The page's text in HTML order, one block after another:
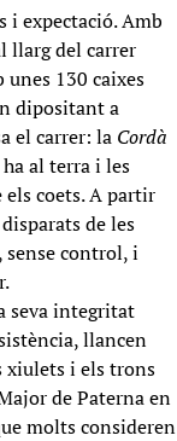
i expectació. Amb
llarg del carrer
130 caixes
dipositant a
el carrer: la Cordà
al terra i les
els coets. A partir
de les
control, i
seva integritat
llancen
xiulets i els trons
de Paterna en
molts consideren